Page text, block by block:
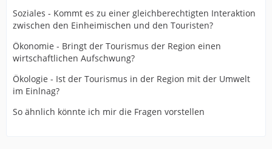
Soziales - Kommt es zu einer gleichberechtigten Interaktion
zwischen den Einheimischen und den Touristen?
Ökonomie - Bringt der Tourismus der Region einen
wirtschaftlichen Aufschwung?
Ökologie - Ist der Tourismus in der Region mit der Umwelt
im Einlnag?
So ähnlich könnte ich mir die Fragen vorstellen